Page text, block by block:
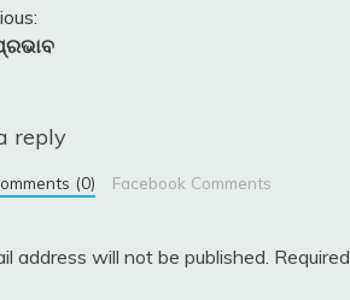
reply
(0) Facebook Comments
address will not be published.